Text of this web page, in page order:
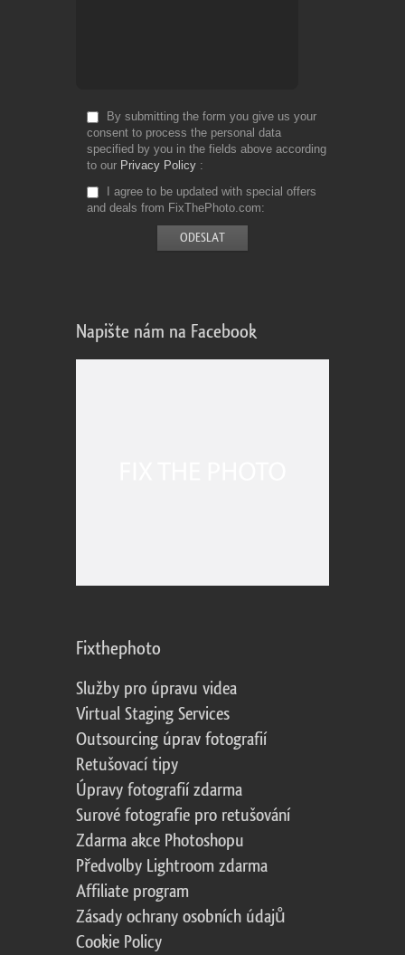
By submitting the form you give us your
consent to process the personal data
specified by you in the fields above according
to our Privacy Policy
I agree to be updated with special offers
and deals from FixThePhoto.com
Napište nám na Facebook
Fixthephoto
Služby pro úpravu videa
Virtual Staging Services
Outsourcing úprav fotografií
Retušovací tipy
Úpravy fotografií zdarma
Surové fotografie pro retušování
Zdarma akce Photoshopu
Předvolby Lightroom zdarma
Affiliate program
Zásady ochrany osobních údajů
Cookie Policy